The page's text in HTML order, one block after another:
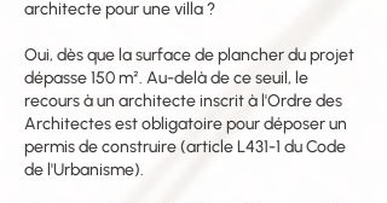
architecte pour une villa ?
Oui, dès que la surface de plancher du projet
dépasse 150 m². Au-delà de ce seuil, le
recours à un architecte inscrit à l'Ordre des
Architectes est obligatoire pour déposer un
permis de construire (article L431-1 du Code
de l'Urbanisme).